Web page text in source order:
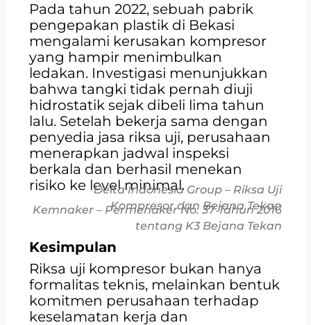
Pada tahun 2022, sebuah pabrik
pengepakan plastik di Bekasi
mengalami kerusakan kompresor
yang hampir menimbulkan
ledakan. Investigasi menunjukkan
bahwa tangki tidak pernah diuji
hidrostatik sejak dibeli lima tahun
lalu. Setelah bekerja sama dengan
penyedia jasa riksa uji, perusahaan
menerapkan jadwal inspeksi
berkala dan berhasil menekan
risiko ke level minimal.
Delta Indonesia Group – Riksa Uji
Kompresor dan Bejana Tekan
Kemnaker – Permenaker No. 37 Tahun 2016
tentang K3 Bejana Tekan
Kesimpulan
Riksa uji kompresor bukan hanya
formalitas teknis, melainkan bentuk
komitmen perusahaan terhadap
keselamatan kerja dan